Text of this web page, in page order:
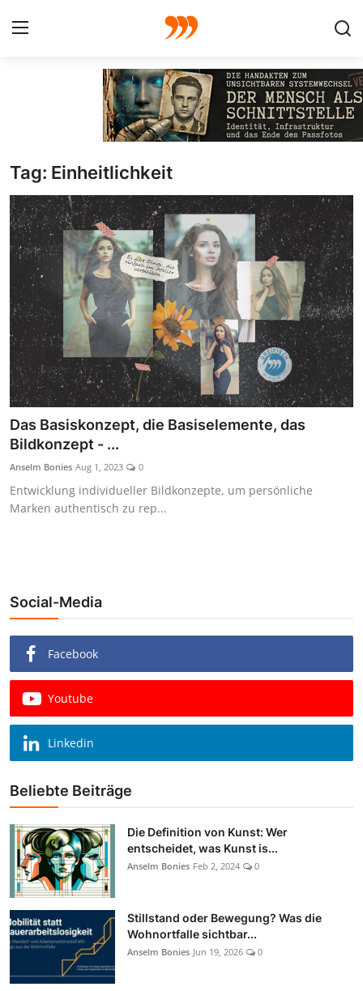
Galerie
GRAFIK
Redaktion
Beiträge
Vorproduktion
Tag: Einheitlichkeit
Das Basiskonzept, die Basiselemente, das
Bildkonzept - ...
Anselm Bonies Aug 1, 2023 0
Entwicklung individueller Bildkonzepte, um persönliche
Marken authentisch zu rep...
Social-Media
Facebook
Youtube
Linkedin
Beliebte Beiträge
Die Definition von Kunst: Wer
entscheidet, was Kunst is...
Anselm Bonies Feb 2, 2024 0
Stillstand oder Bewegung? Was die
Wohnortfalle sichtbar...
Anselm Bonies Jun 19, 2026 0